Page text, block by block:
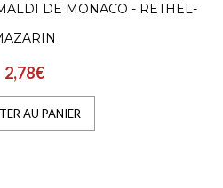
DE MONACO - RETHEL-
2,78€
AU PANIER